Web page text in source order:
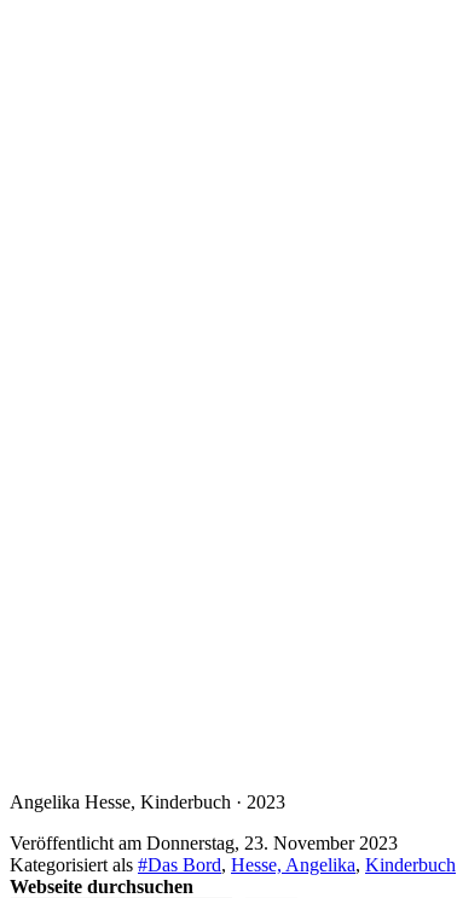
Angelika Hesse, Kinderbuch · 2023
Veröffentlicht am Donnerstag, 23. November 2023
Kategorisiert als #Das Bord, Hesse, Angelika, Kinderbuch
Webseite durchsuchen